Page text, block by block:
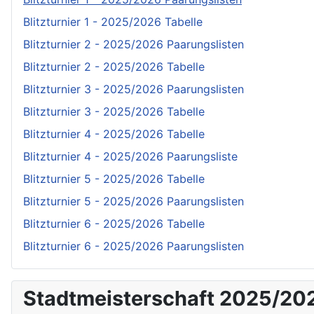
Blitzturnier 1 - 2025/2026 Tabelle
Blitzturnier 2 - 2025/2026 Paarungslisten
Blitzturnier 2 - 2025/2026 Tabelle
Blitzturnier 3 - 2025/2026 Paarungslisten
Blitzturnier 3 - 2025/2026 Tabelle
Blitzturnier 4 - 2025/2026 Tabelle
Blitzturnier 4 - 2025/2026 Paarungsliste
Blitzturnier 5 - 2025/2026 Tabelle
Blitzturnier 5 - 2025/2026 Paarungslisten
Blitzturnier 6 - 2025/2026 Tabelle
Blitzturnier 6 - 2025/2026 Paarungslisten
Stadtmeisterschaft 2025/